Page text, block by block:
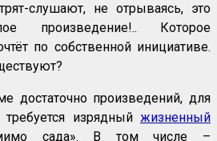
слушают, не отрываясь, это
произведение!.. Которое
по собственной инициативе.
достаточно произведений, для
изрядный жизненный
сада». В том числе –